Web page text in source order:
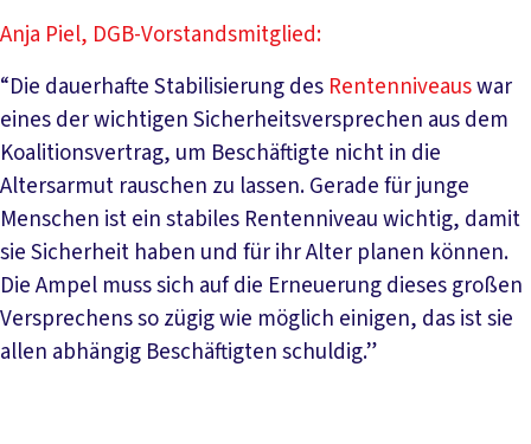
Anja Piel, DGB-Vorstandsmitglied:
“Die dauerhafte Stabilisierung des Rentenniveauswar
eines der wichtigen Sicherheitsversprechen aus dem
Koalitionsvertrag, um Beschäftigte nicht in die
Altersarmut rauschen zu lassen. Gerade für junge
Menschen ist ein stabiles Rentenniveau wichtig, damit
sie Sicherheit haben und für ihr Alter planen können.
Die Ampel muss sich auf die Erneuerung dieses großen
Versprechens so zügig wie möglich einigen, das ist sie
allen abhängig Beschäftigten schuldig.”